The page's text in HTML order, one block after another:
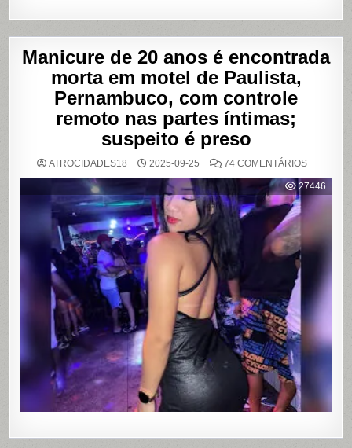
Manicure de 20 anos é encontrada
morta em motel de Paulista,
Pernambuco, com controle
remoto nas partes íntimas;
suspeito é preso
ATROCIDADES18 2025-09-25 74 COMENTÁRIOSEM
DE
20
ANOS
EM
MOTEL
COM
REMOTO
PARTES
É
27446